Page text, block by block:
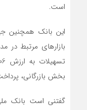
است.
این بانک همچنین
بخش بازرگانی،
گفتنی است بانک